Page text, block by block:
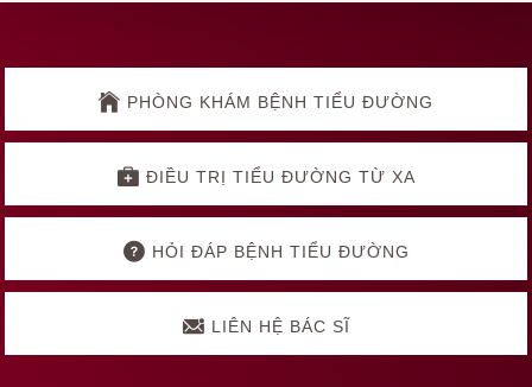
Explore
PHÒNG KHÁM BỆNH TIỂU ĐƯỜNG
ĐIỀU TRỊ TIỂU ĐƯỜNG TỪ XA
HỎI ĐÁP BỆNH TIỂU ĐƯỜNG
LIÊN HỆ BÁC SĨ